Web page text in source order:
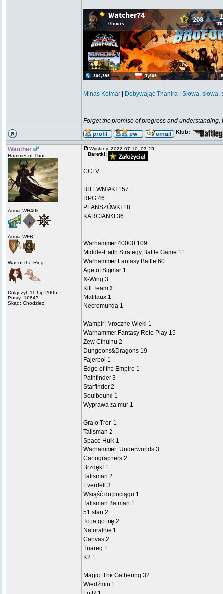
Minas Kolmar Dobywając Thanira Słowa, słowa,
Forget the promise of progress and
Klub:
Watcher
Hammer of Thor
Armia WH40k:
Armia WFB:
War of the Ring:
Dołączył: 11 Lip 2005
Posty: 16847
Skąd: Chodzież
Wysłany: 2022-07-10, 03:25
Baretki:
CCLV
BITEWNIAKI 157
RPG 46
PLANSZÓWKI 18
KARCIANKI 36
Warhammer 40000 109
Middle-Earth Strategy Battle Game 11
Warhammer Fantasy Battle 60
Age of Sigmar 1
X-Wing 3
Kill Team 3
Malifaux 1
Necromunda 1
Wampir: Mroczne Wieki 1
Warhammer Fantasy Role Play 15
Zew Cthulhu 2
Dungeons&Dragons 19
Fajerbol 1
Edge of the Empire 1
Pathfinder 3
Starfinder 2
Soulbound 1
Wyprawa za mur 1
Gra o Tron 1
Talisman 2
Space Hulk 1
Warhammer: Underworlds 3
Cartographers 2
Brzdęk! 1
Talisman 2
Everdell 3
Wsiąść do pociągu 1
Talisman Batman 1
51 stan 2
To ja go tnę 2
Naturalnie 1
Canvas 2
Tuareg 1
K2 1
Magic: The Gathering 32
Wiedźmin 1